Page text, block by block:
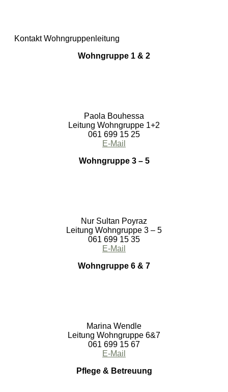
Kontakt Wohngruppenleitung
Wohngruppe 1 & 2
Paola Bouhessa
Leitung Wohngruppe 1+2
061 699 15 25
E-Mail
Wohngruppe 3 – 5
Nur Sultan Poyraz
Leitung Wohngruppe 3 – 5
061 699 15 35
E-Mail
Wohngruppe 6 & 7
Marina Wendle
Leitung Wohngruppe 6&7
061 699 15 67
E-Mail
Pflege & Betreuung